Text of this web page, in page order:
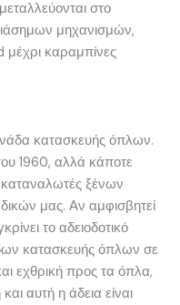
στο
μηχανισμών,
καραμπίνες
κατασκευής όπλων.
1960, αλλά κάποτε
ξένων
μας. Αν αμφισβητεί
το αδειοδοτικό
κατασκευής όπλων σε
εχθρική προς τα όπλα,
αυτή η άδεια είναι